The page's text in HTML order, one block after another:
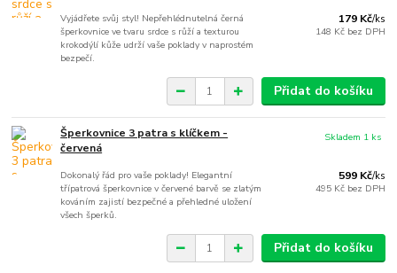
Vyjádřete svůj styl! Nepřehlédnutelná černá
šperkovnice ve tvaru srdce s růží a texturou
krokodýlí kůže udrží vaše poklady v naprostém
bezpečí.
179 Kč/ks
148 Kč bez DPH
Přidat do košíku
Šperkovnice 3 patra s klíčkem -
červená
Dokonalý řád pro vaše poklady! Elegantní
třípatrová šperkovnice v červené barvě se zlatým
kováním zajistí bezpečné a přehledné uložení
všech šperků.
599 Kč/ks
495 Kč bez DPH
Skladem 1 ks
Přidat do košíku